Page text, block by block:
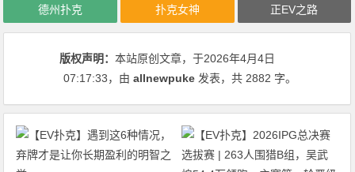
德州扑克 扑克女神 正EV之路
版权声明：本站原创文章，于2026年4月4日
07:17:33，由allnewpuke 发表，共 2882 字。